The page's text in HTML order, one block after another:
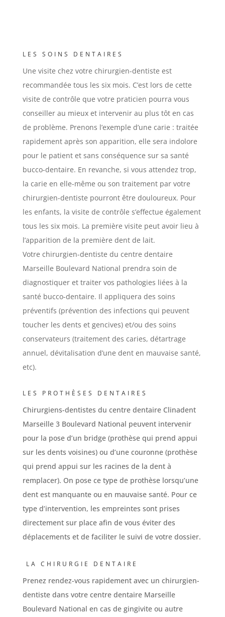
LES SOINS DENTAIRES
Une visite chez votre chirurgien-dentiste est
recommandée tous les six mois. C’est lors de cette
visite de contrôle que votre praticien pourra vous
conseiller au mieux et intervenir au plus tôt en cas
de problème. Prenons l’exemple d’une carie : traitée
rapidement après son apparition, elle sera indolore
pour le patient et sans conséquence sur sa santé
bucco-dentaire. En revanche, si vous attendez trop,
la carie en elle-même ou son traitement par votre
chirurgien-dentiste pourront être douloureux. Pour
les enfants, la visite de contrôle s’effectue également
tous les six mois. La première visite peut avoir lieu à
l’apparition de la première dent de lait.
Votre chirurgien-dentiste du centre dentaire
Marseille Boulevard National prendra soin de
diagnostiquer et traiter vos pathologies liées à la
santé bucco-dentaire. Il appliquera des soins
préventifs (prévention des infections qui peuvent
toucher les dents et gencives) et/ou des soins
conservateurs (traitement des caries, détartrage
annuel, dévitalisation d’une dent en mauvaise santé,
etc).
LES PROTHÈSES DENTAIRES
Chirurgiens-dentistes du centre dentaire Clinadent
Marseille 3 Boulevard National peuvent intervenir
pour la pose d’un bridge (prothèse qui prend appui
sur les dents voisines) ou d’une couronne (prothèse
qui prend appui sur les racines de la dent à
remplacer). On pose ce type de prothèse lorsqu’une
dent est manquante ou en mauvaise santé. Pour ce
type d’intervention, les empreintes sont prises
directement sur place afin de vous éviter des
déplacements et de faciliter le suivi de votre dossier.
LA CHIRURGIE DENTAIRE
Prenez rendez-vous rapidement avec un chirurgien-
dentiste dans votre centre dentaire Marseille
Boulevard National en cas de gingivite ou autre